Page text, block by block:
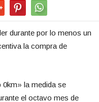
durante por lo menos un
la compra de
0km» la medida se
el octavo mes de